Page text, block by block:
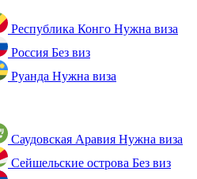
Республика Конго Нужна виза
Россия Без виз
Руанда Нужна виза
Саудовская Аравия Нужна виза
Сейшельские острова Без виз